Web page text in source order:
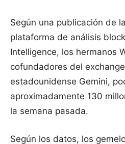
Según una publicación de
plataforma de análisis
Intelligence, los hermanos
cofundadores del
estadounidense Gemini,
aproximadamente 130
la semana pasada.
Según los datos, los